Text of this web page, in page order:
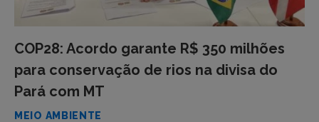
COP28: Acordo garante R$ 350 milhões
para conservação de rios na divisa do
Pará com MT
MEIO AMBIENTE